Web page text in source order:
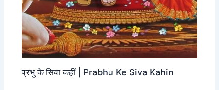
प्रभु के सिवा कहीं | Prabhu Ke Siva Kahin